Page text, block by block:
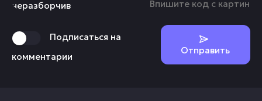
Подписаться на
комментарии
Отправить